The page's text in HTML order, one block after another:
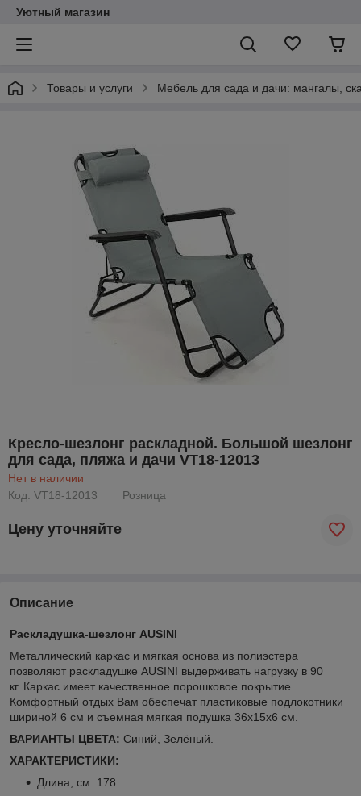
Уютный магазин
Товары и услуги Мебель для сада и дачи: мангалы,
Кресло-шезлонг раскладной. Большой шезлонг
для сада, пляжа и дачи VT18-12013
Нет в наличии
Код: VT18-12013
Розница
Цену уточняйте
Описание
Раскладушка-шезлонг AUSINI
Металлический каркас и мягкая основа из полиэстера
позволяют раскладушке AUSINI выдерживать нагрузку в 90
кг. Каркас имеет качественное порошковое покрытие.
Комфортный отдых Вам обеспечат пластиковые подлокотники
шириной 6 см и съемная мягкая подушка 36х15х6 см.
ВАРИАНТЫ ЦВЕТА: Синий, Зелёный.
ХАРАКТЕРИСТИКИ:
Длина, см: 178